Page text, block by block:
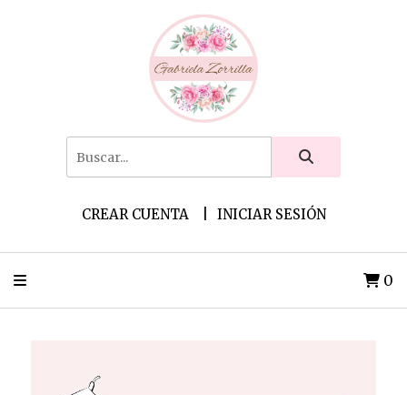
CREAR CUENTA INICIAR SESIÓN
0